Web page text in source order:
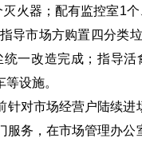
火器；配有监控室1
导市场方购置四分类
一改造完成；指导活
设施。
针对市场经营户陆续
服务，在市场管理办